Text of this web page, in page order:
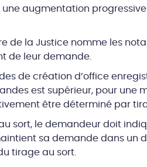
augmentation
de la Justice nomme les
de leur demande.
de création d’office
est supérieur, pour une
être déterminé par
sort, le demandeur doit
sa demande dans un
tirage au sort.